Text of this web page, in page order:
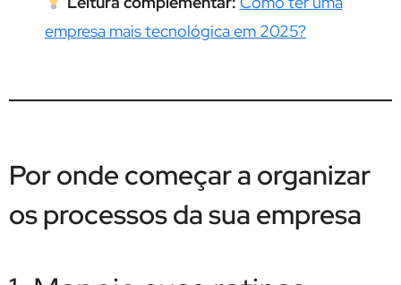
empresa mais tecnológica em 2025?
Por onde começar a organizar
os processos da sua empresa